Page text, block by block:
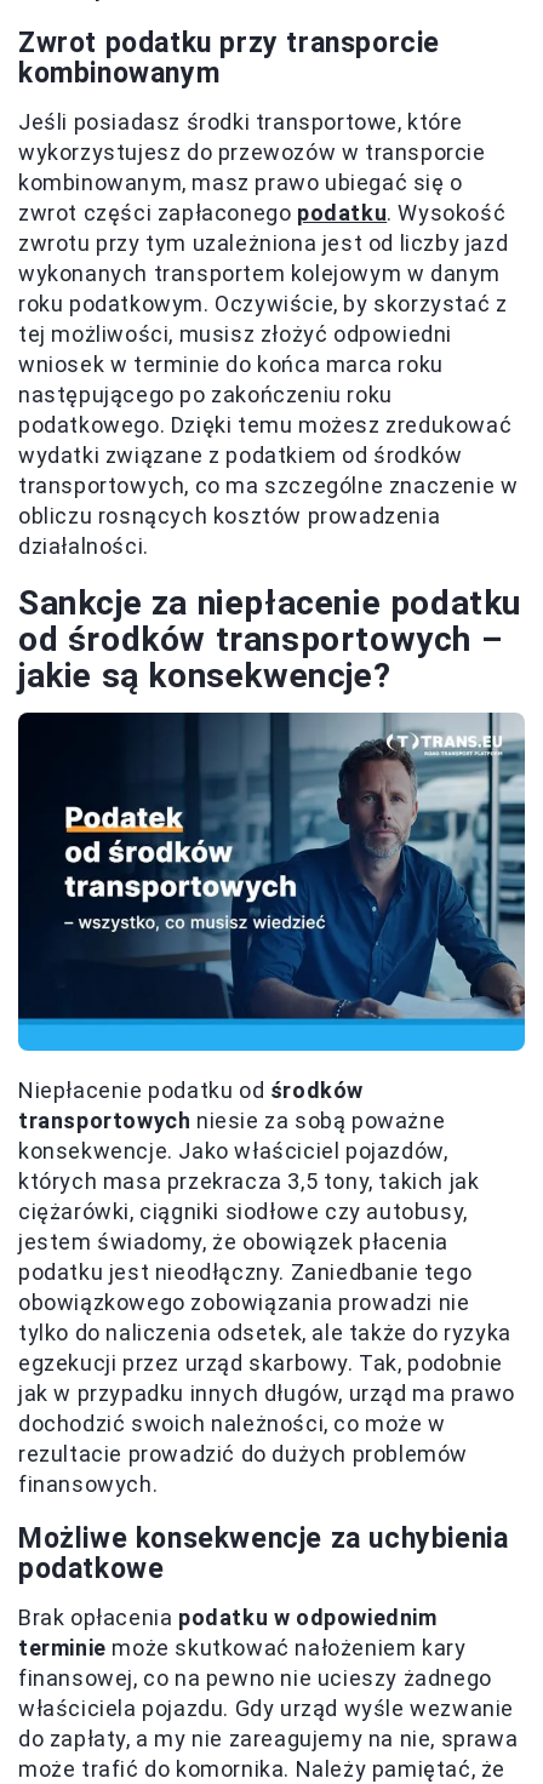
Zwrot podatku przy transporcie
kombinowanym
Jeśli posiadasz środki transportowe, które
wykorzystujesz do przewozów w transporcie
kombinowanym, masz prawo ubiegać się o
zwrot części zapłaconego podatku. Wysokość
zwrotu przy tym uzależniona jest od liczby jazd
wykonanych transportem kolejowym w danym
roku podatkowym. Oczywiście, by skorzystać z
tej możliwości, musisz złożyć odpowiedni
wniosek w terminie do końca marca roku
następującego po zakończeniu roku
podatkowego. Dzięki temu możesz zredukować
wydatki związane z podatkiem od środków
transportowych, co ma szczególne znaczenie w
obliczu rosnących kosztów prowadzenia
działalności.
Sankcje za niepłacenie podatku
od środków transportowych –
jakie są konsekwencje?
Niepłacenie podatku od środków
transportowych niesie za sobą poważne
konsekwencje. Jako właściciel pojazdów,
których masa przekracza 3,5 tony, takich jak
ciężarówki, ciągniki siodłowe czy autobusy,
jestem świadomy, że obowiązek płacenia
podatku jest nieodłączny. Zaniedbanie tego
obowiązkowego zobowiązania prowadzi nie
tylko do naliczenia odsetek, ale także do ryzyka
egzekucji przez urząd skarbowy. Tak, podobnie
jak w przypadku innych długów, urząd ma prawo
dochodzić swoich należności, co może w
rezultacie prowadzić do dużych problemów
finansowych.
Możliwe konsekwencje za uchybienia
podatkowe
Brak opłacenia podatku w odpowiednim
terminie może skutkować nałożeniem kary
finansowej, co na pewno nie ucieszy żadnego
właściciela pojazdu. Gdy urząd wyśle wezwanie
do zapłaty, a my nie zareagujemy na nie, sprawa
może trafić do komornika. Należy pamiętać, że